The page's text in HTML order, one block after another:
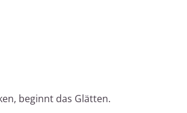
beginnt das Glätten.